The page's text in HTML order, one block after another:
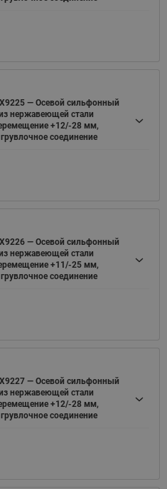
— Осевой сильфонный
нержавеющей стали
+12/-28 мм,
соединение
— Осевой сильфонный
нержавеющей стали
+11/-25 мм,
соединение
— Осевой сильфонный
нержавеющей стали
+12/-28 мм,
соединение